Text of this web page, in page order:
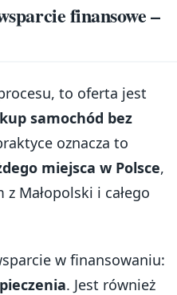
finansowe –
to oferta jest
kup samochód bez
oznacza to
miejsca w Polsce,
Małopolski i całego
w finansowaniu:
. Jest również